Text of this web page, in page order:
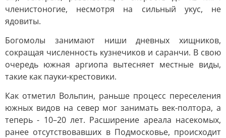
членистоногие, несмотря на сильный укус, не
ядовиты.
Богомолы занимают ниши дневных хищников,
сокращая численность кузнечиков и саранчи. В свою
очередь южная аргиопа вытесняет местные виды,
такие как пауки-крестовики.
Как отметил Вольпин, раньше процесс переселения
южных видов на север мог занимать век-полтора, а
теперь - 10–20 лет. Расширение ареала насекомых,
ранее отсутствовавших в Подмосковье, происходит